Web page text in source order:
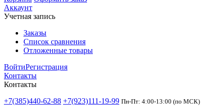
Аккаунт
Учетная запись
Заказы
Список сравнения
Отложенные товары
ВойтиРегистрация
Контакты
Контакты
+7(385)440-62-88 +7(923)111-19-99 Пн-Пт: 4:00-13:00 (по МСК)